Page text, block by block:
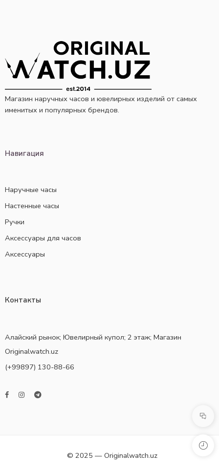
Магазин наручных часов и ювелирных изделий от самых
именитых и популярных брендов.
Навигация
Наручные часы
Настенные часы
Ручки
Аксессуары для часов
Аксессуары
Контакты
Алайский рынок; Ювелирный купол; 2 этаж; Магазин
Originalwatch.uz
(+99897) 130-88-66
© 2025 — Originalwatch.uz